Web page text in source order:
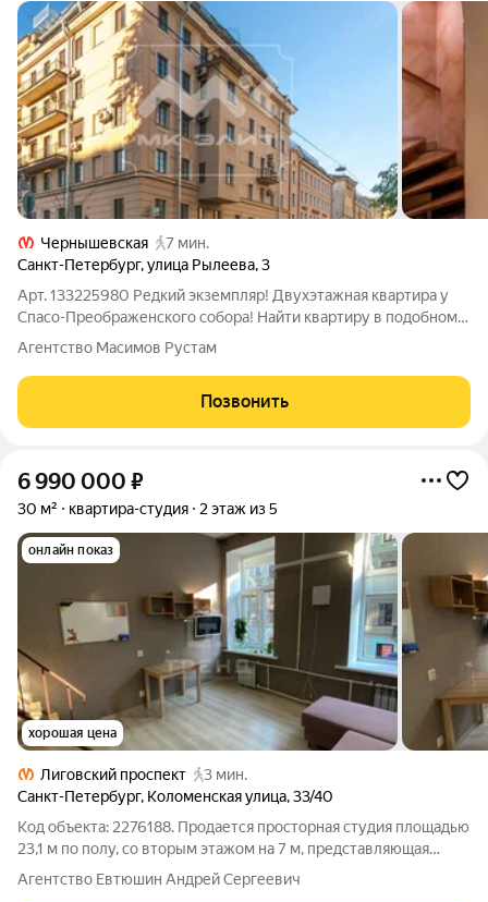
Чернышевская
7 мин.
Санкт-Петербург,улица Рылеева,3
Арт. 133225980 Редкий экземпляр! Двухэтажная квартира у
Спасо-Преображенского собора! Найти квартиру в подобном
доме и месте - большая удача! ЛОКАЦИЯ Один из самых
желаемых районов для жизни в Петербурге. Дом расположен
у Спасо-Преображенского собора
Агентство Масимов Рустам
Позвонить
6 990 000 ₽
30 м² квартира-студия 2 этаж из 5
онлайн показ
хорошая цена
Лиговский проспект
3 мин.
Санкт-Петербург, Коломенская улица,33/40
Код объекта: 2276188. Продается просторная студия площадью
23,1 м по полу, со вторым этажом на 7 м, представляющая
собой долю 23/139 в квартире. Идеальный вариант как для
собственного проживания, так и для выгодного
Агентство Евтюшин Андрей Сергеевич